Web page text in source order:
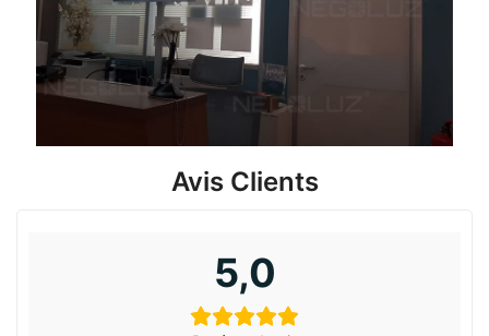
Avis Clients
5,0